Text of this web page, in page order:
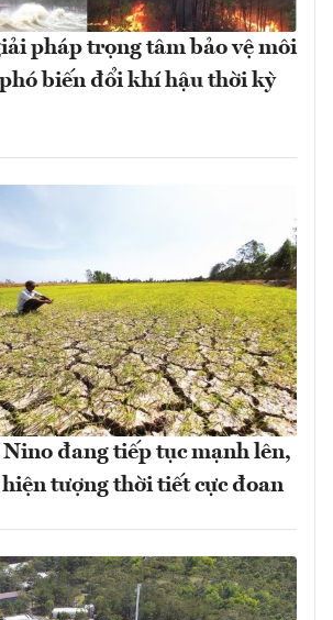
pháp trọng tâm bảo vệ môi
biến đổi khí hậu thời kỳ
đang tiếp tục mạnh lên,
hiện tượng thời tiết cực đoan